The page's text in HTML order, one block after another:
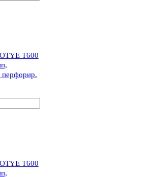
T600
перфорир.
T600